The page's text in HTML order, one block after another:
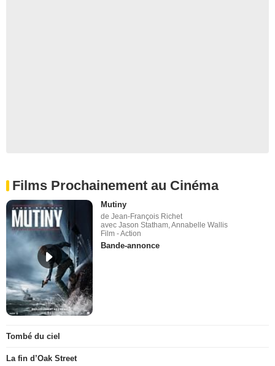
Films Prochainement au Cinéma
Mutiny
de Jean-François Richet
avec Jason Statham, Annabelle Wallis
Film - Action
Bande-annonce
Tombé du ciel
La fin d’Oak Street